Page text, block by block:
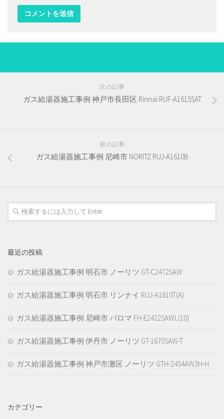
次の記事
ガス給湯器施工事例 神戸市長田区 Rinnai RUF-A1615SAT
前の記事
ガス給湯器施工事例 尼崎市 NORITZ RUJ-A1610B
最近の投稿
ガス給湯器施工事例 明石市 ノーリツ GT-C2472SAW
ガス給湯器施工事例 明石市 リンナイ RUJ-A1610T(A)
ガス給湯器施工事例 尼崎市 パロマ FH-E2422SAWL(10)
ガス給湯器施工事例 伊丹市 ノーリツ GT-1670SAW-T
ガス給湯器施工事例 神戸市灘区 ノーリツ GTH-2454AW3H-H
カテゴリー